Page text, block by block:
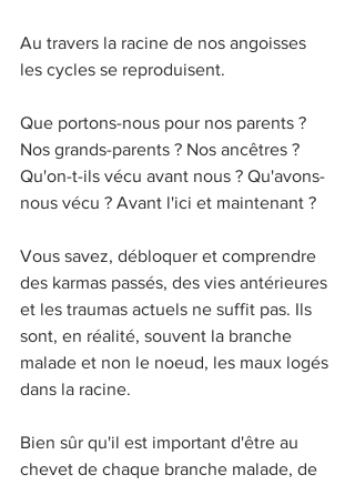
Au travers la racine de nos angoisses
les cycles se reproduisent.
Que portons-nous pour nos parents ?
Nos grands-parents ? Nos ancêtres ?
Qu'on-t-ils vécu avant nous ? Qu'avons-
nous vécu ? Avant l'ici et maintenant ?
Vous savez, débloquer et comprendre
des karmas passés, des vies antérieures
et les traumas actuels ne suffit pas. Ils
sont, en réalité, souvent la branche
malade et non le noeud, les maux logés
dans la racine.
Bien sûr qu'il est important d'être au
chevet de chaque branche malade, de